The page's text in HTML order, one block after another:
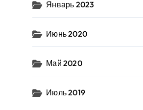
Январь 2023
Июнь 2020
Май 2020
Июль 2019